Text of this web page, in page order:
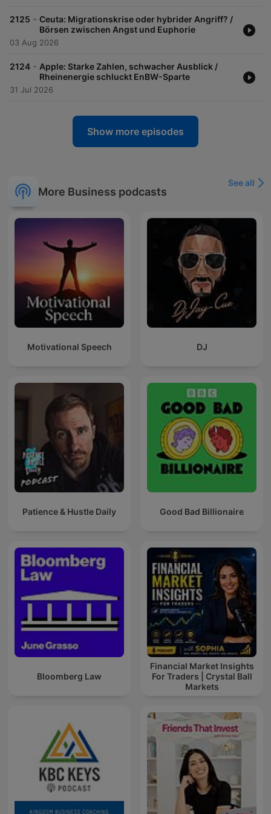
2125 - Ceuta: Migrationskrise oder hybrider Angriff? /
Börsen zwischen Angst und Euphorie
03 Aug 2026
2124 - Apple: Starke Zahlen, schwacher Ausblick /
Rheinenergie schluckt EnBW-Sparte
31 Jul 2026
Show more episodes
More Business podcasts
See all
Motivational Speech DJ
Patience & Hustle Daily Good Bad Billionaire
Bloomberg Law
Financial Market Insights
For Traders | Crystal Ball
Markets